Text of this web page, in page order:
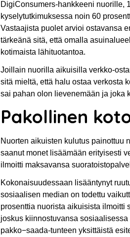
DigiConsumers-hankkeeni nuorille,
kyselytutkimuksessa noin 60
Vastaajista puolet arvioi ostavansa
tärkeänä sitä, että omalla
kotimaista lähituotantoa.
Joillain nuorilla aikuisilla verkko-
sitä mieltä, että halu ostaa verkosta
sai pahan olon lievenemään ja joka
Pakollinen
Nuorten aikuisten kulutus painottuu
saanut monet lisäämään erityisesti
ilmoitti maksavansa
Kokonaisuudessaan lisääntynyt
sosiaalisen median on todettu
prosenttia nuorista aikuisista ilmoitti
joskus kiinnostuvansa
pakko−saada-tunteen yksittäistä